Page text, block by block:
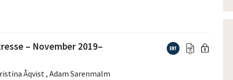
– November 2019–
Åqvist, Adam Sarenmalm